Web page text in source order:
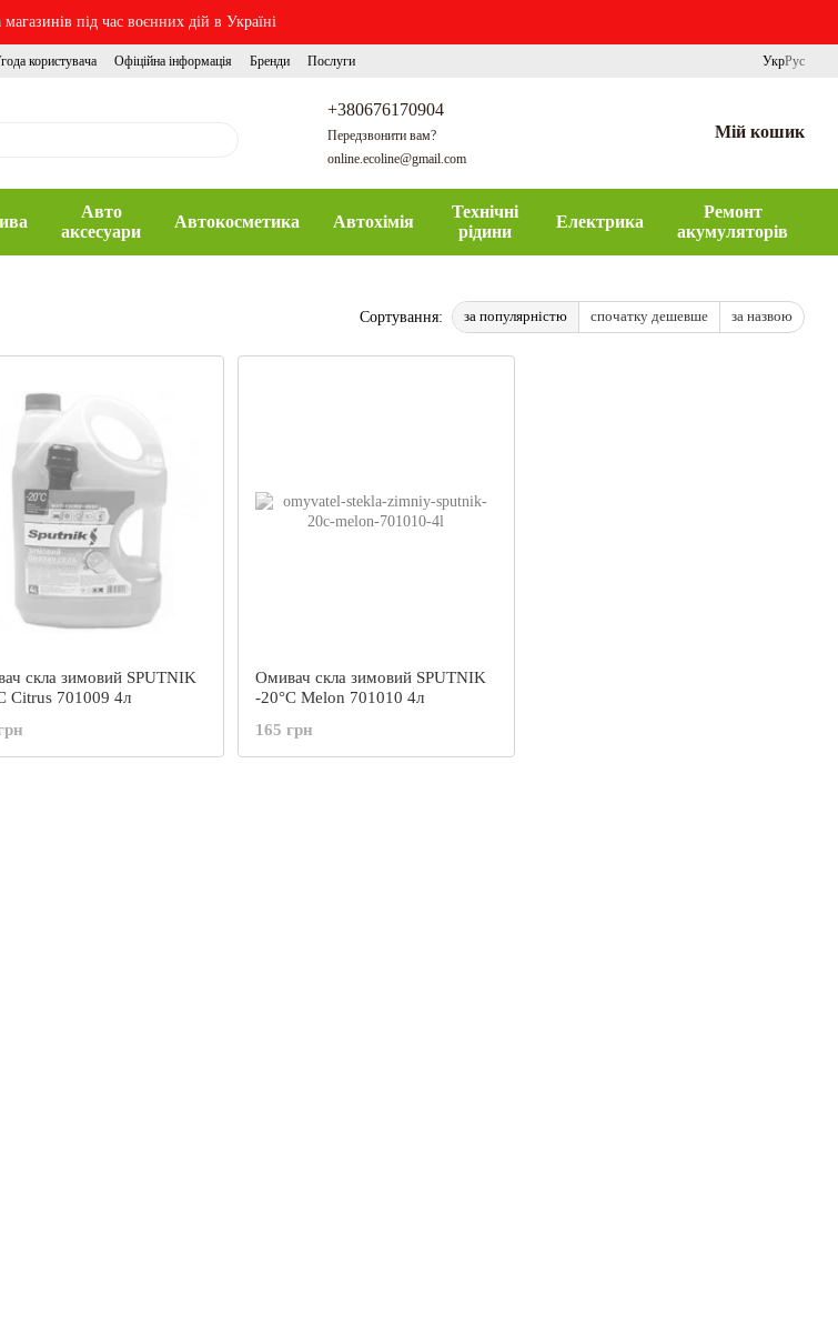
під час воєнних дій в Україні
користувача Офіційна інформація Бренди Послуги УкрРус
+380676170904
Передзвонити вам?
online.ecoline@gmail.com
Мій кошик
Авто
аксесуари
Автокосметика Автохімія
Технічні
рідини
Електрика
Ремонт
акумуляторів
Сортування: за популярністю спочатку дешевше за назвою
скла зимовий SPUTNIK
Citrus 701009 4л
Омивач скла зимовий SPUTNIK
-20°C Melon 701010 4л
165 грн